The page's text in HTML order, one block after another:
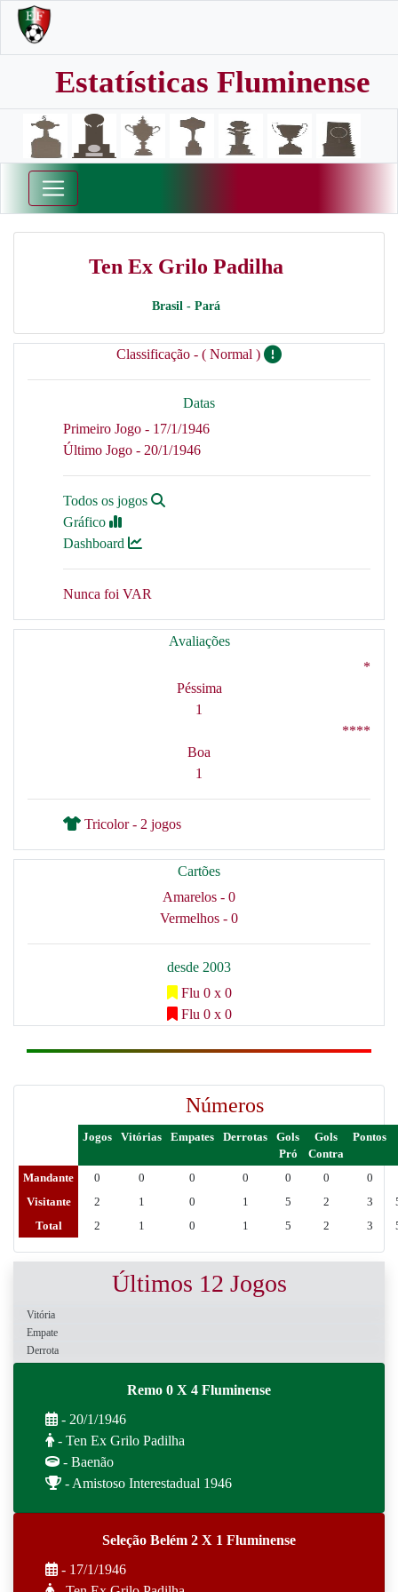
Estatísticas Fluminense
Ten Ex Grilo Padilha
Brasil - Pará
Classificação - ( Normal )
Datas
Primeiro Jogo - 17/1/1946
Último Jogo - 20/1/1946
Todos os jogos
Gráfico
Dashboard
Nunca foi VAR
Avaliações
*
Péssima
1
****
Boa
1
Tricolor - 2 jogos
Cartões
Amarelos - 0
Vermelhos - 0
desde 2003
Flu 0 x 0
Flu 0 x 0
Números
Jogos Vitórias Empates Derrotas
Gols
Pró
Gols
Contra
Pontos
Mandante 0 0 0 0 0 0
0
Visitante
2 1 0 1 5 2 3
Total
2 1 0 1 5 2 3
Últimos 12 Jogos
Vitória
Empate
Derrota
Remo 0 X 4 Fluminense
- 20/1/1946
- Ten Ex Grilo Padilha
- Baenão
- Amistoso Interestadual 1946
Seleção Belém 2 X 1 Fluminense
- 17/1/1946